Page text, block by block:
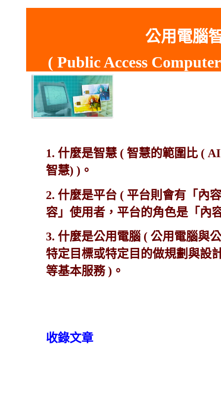
公用電腦
( Public Access
1. 什麼是智慧 ( 智慧的範圍比 (
智慧) )。
2. 什麼是平台 ( 平台則會有「內
容」使用者，平台的角色是「內
3. 什麼是公用電腦 ( 公用電腦與
特定目標或特定目的做規劃與設
等基本服務 )。
收錄文章